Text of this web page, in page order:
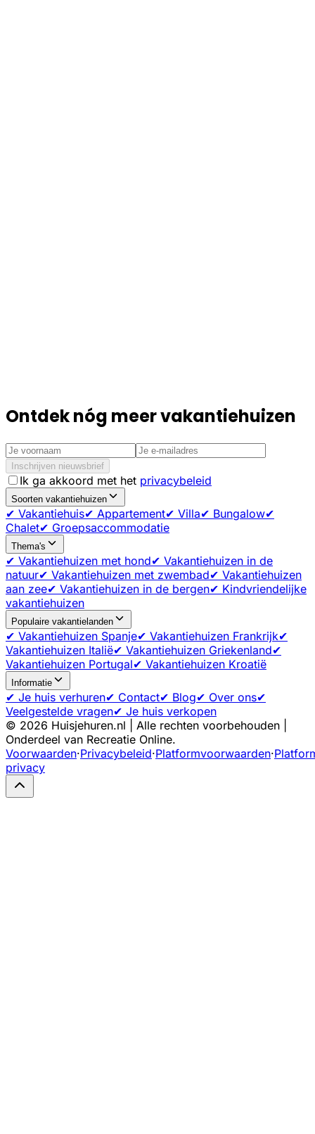
Ontdek nóg meer vakantiehuizen
Inschrijven nieuwsbrief
Ik ga akkoord met het privacybeleid
Soorten vakantiehuizen
✔ Vakantiehuis✔ Appartement✔ Villa✔ Bungalow✔
Chalet✔ Groepsaccommodatie
Thema's
✔ Vakantiehuizen met hond✔ Vakantiehuizen in de
natuur✔ Vakantiehuizen met zwembad✔ Vakantiehuizen
aan zee✔ Vakantiehuizen in de bergen✔ Kindvriendelijke
vakantiehuizen
Populaire vakantielanden
✔ Vakantiehuizen Spanje✔ Vakantiehuizen Frankrijk✔
Vakantiehuizen Italië✔ Vakantiehuizen Griekenland✔
Vakantiehuizen Portugal✔ Vakantiehuizen Kroatië
Informatie
✔ Je huis verhuren✔ Contact✔ Blog✔ Over ons✔
Veelgestelde vragen✔ Je huis verkopen
© 2026 Huisjehuren.nl | Alle rechten voorbehouden |
Onderdeel van Recreatie Online.
Voorwaarden·Privacybeleid·Platformvoorwaarden·
privacy